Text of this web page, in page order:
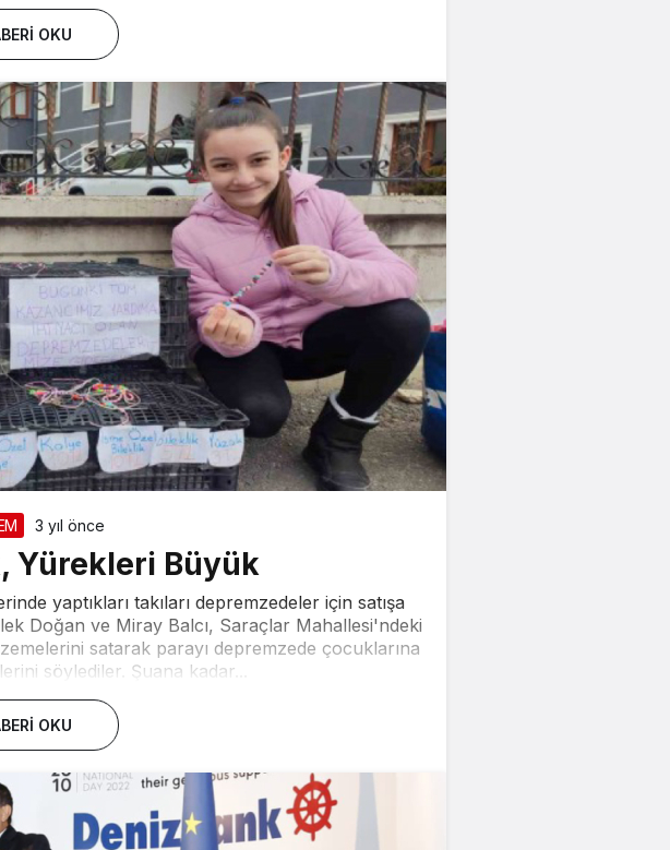
OKU
3 yıl önce
Yürekleri Büyük
yaptıkları takıları depremzedeler için satışa
Doğan ve Miray Balcı, Saraçlar Mahallesi'ndeki
satarak parayı depremzede çocuklarına
söylediler. Şuana kadar...
OKU